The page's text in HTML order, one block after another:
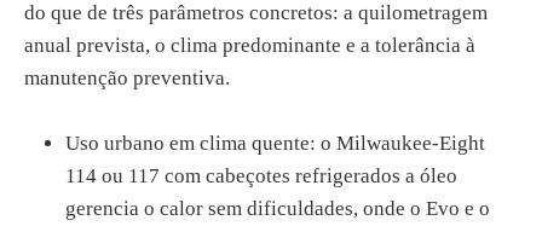
do que de três parâmetros concretos: a quilometragem
anual prevista, o clima predominante e a tolerância à
manutenção preventiva.
Uso urbano em clima quente: o Milwaukee-Eight
114 ou 117 com cabeçotes refrigerados a óleo
gerencia o calor sem dificuldades, onde o Evo e o